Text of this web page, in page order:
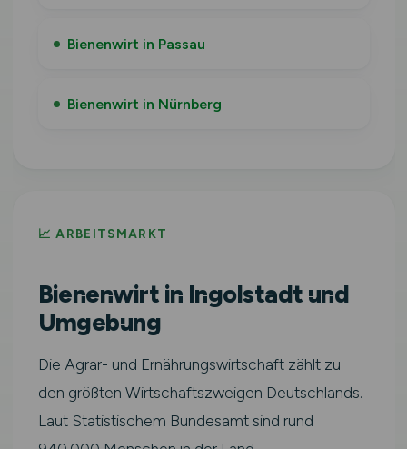
Bienenwirt in Passau
Bienenwirt in Nürnberg
📈 ARBEITSMARKT
Bienenwirt in Ingolstadt und
Umgebung
Die Agrar- und Ernährungswirtschaft zählt zu
den größten Wirtschaftszweigen Deutschlands.
Laut Statistischem Bundesamt sind rund